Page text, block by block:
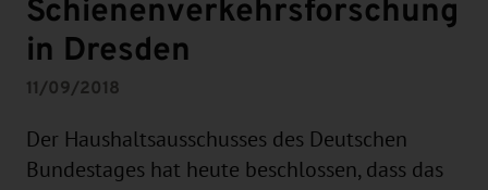
in Dresden
11/09/2018
Der Haushaltsausschusses des Deutschen
Bundestages hat heute beschlossen, dass das